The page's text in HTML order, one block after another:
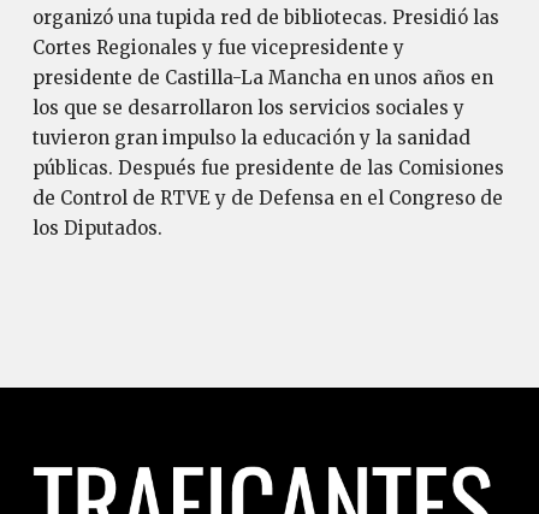
organizó una tupida red de bibliotecas. Presidió las
Cortes Regionales y fue vicepresidente y
presidente de Castilla-La Mancha en unos años en
los que se desarrollaron los servicios sociales y
tuvieron gran impulso la educación y la sanidad
públicas. Después fue presidente de las Comisiones
de Control de RTVE y de Defensa en el Congreso de
los Diputados.